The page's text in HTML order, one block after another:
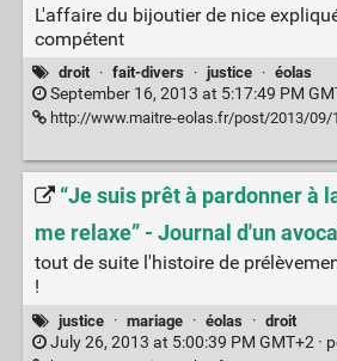
L'affaire du bijoutier de nice
compétent
droit · fait-divers · justice · éolas
September 16, 2013 at 5:17:49 PM
http://www.maitre-eolas.fr/post/2013/09/15/L-
“Je suis prêt à pardonner à
me relaxe” - Journal d'un
tout de suite l'histoire de
!
justice · mariage · éolas · droit
July 26, 2013 at 5:00:39 PM GMT+2 ·